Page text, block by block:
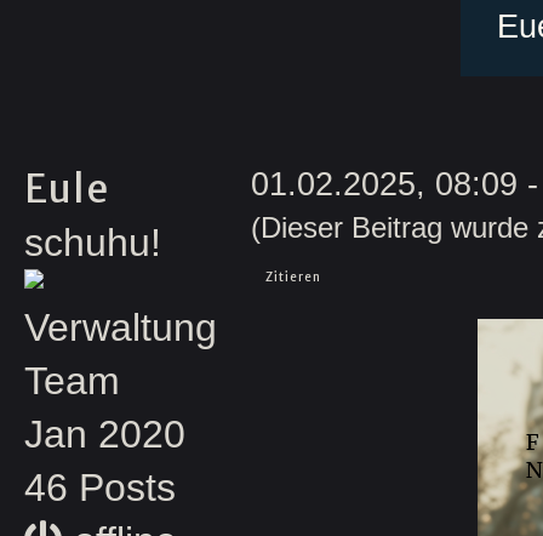
Eule
schuhu!
Verwaltung
Team
Jan 2020
46 Posts
01.02.2025, 08:09
(Dieser Beitrag
Zitieren